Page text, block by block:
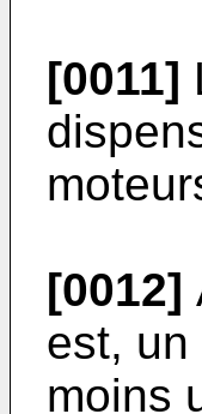
[0011]
[0012]
est, un
moins